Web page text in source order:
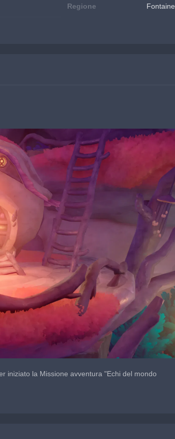
Regione Fontaine
iniziato la Missione avventura "Echi del mondo